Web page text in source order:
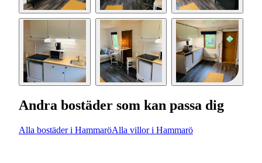
Andra bostäder som kan passa dig
Alla bostäder i HammaröAlla villor i Hammarö